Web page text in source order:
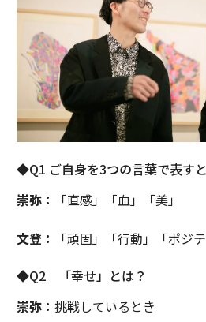
◆Q1 ご自身を3つの言葉で表す
崇弥：
「直感」「血」「美」
文登：
「頑固」「行動」「ポジテ
◆Q2 「幸せ」とは？
崇弥： 挑戦しているとき